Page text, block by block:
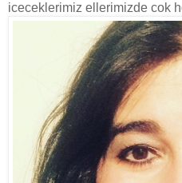
iceceklerimiz ellerimizde cok